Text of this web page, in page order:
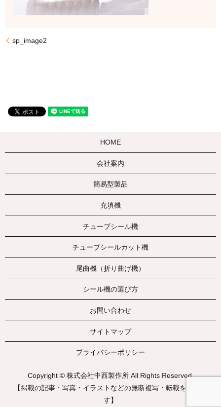
sp_image2
HOME
会社案内
簡易型製品
充填機
チューブシール機
チューブシールカット機
尾曲機（折り曲げ機）
シール機の選び方
お問い合わせ
サイトマップ
プライバシーポリシー
Copyright © 株式会社中西製作所 All Rights Reserved.
【掲載の記事・写真・イラストなどの無断複写・転載を禁じま
す】